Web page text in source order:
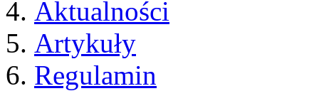
Aktualności
Artykuły
Regulamin